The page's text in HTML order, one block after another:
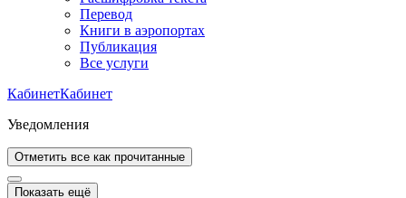
Перевод
Книги в аэропортах
Публикация
Все услуги
КабинетКабинет
Уведомления
Отметить все как прочитанные
Показать ещё